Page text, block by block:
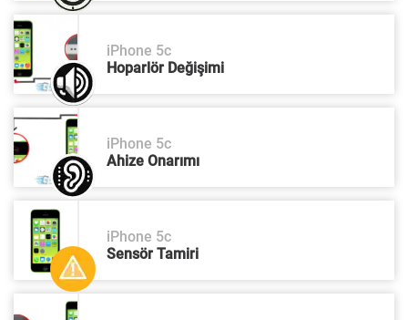
iPhone 5c
Hoparlör Değişimi
iPhone 5c
Ahize Onarımı
iPhone 5c
Sensör Tamiri